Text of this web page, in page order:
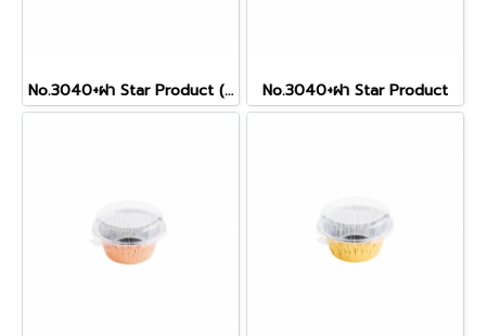
No.3040+ฝา Star Product (Cow) No.3040+ฝา Star Product